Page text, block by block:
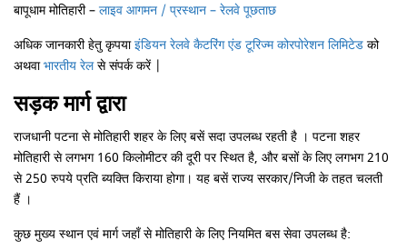
बापूधाम मोतिहारी –लाइव आगमन / प्रस्थान – रेलवे पूछताछ
अधिक जानकारी हेतु कृपयाइंडियन रेलवे कैटरिंग एंड टूरिज्म कोरपोरेशन लिमिटेडको
अथवाभारतीय रेलसे संपर्क करें |
सड़क मार्ग द्वारा
राजधानी पटना से मोतिहारी शहर के लिए बसें सदा उपलब्ध रहती है । पटना शहर
मोतिहारी से लगभग 160 किलोमीटर की दूरी पर स्थित है, और बसों के लिए लगभग 210
से 250 रुपये प्रति ब्यक्ति किराया होगा। यह बसें राज्य सरकार/निजी के तहत चलती
हैं ।
कुछ मुख्य स्थान एवं मार्ग जहाँ से मोतिहारी के लिए नियमित बस सेवा उपलब्ध है: